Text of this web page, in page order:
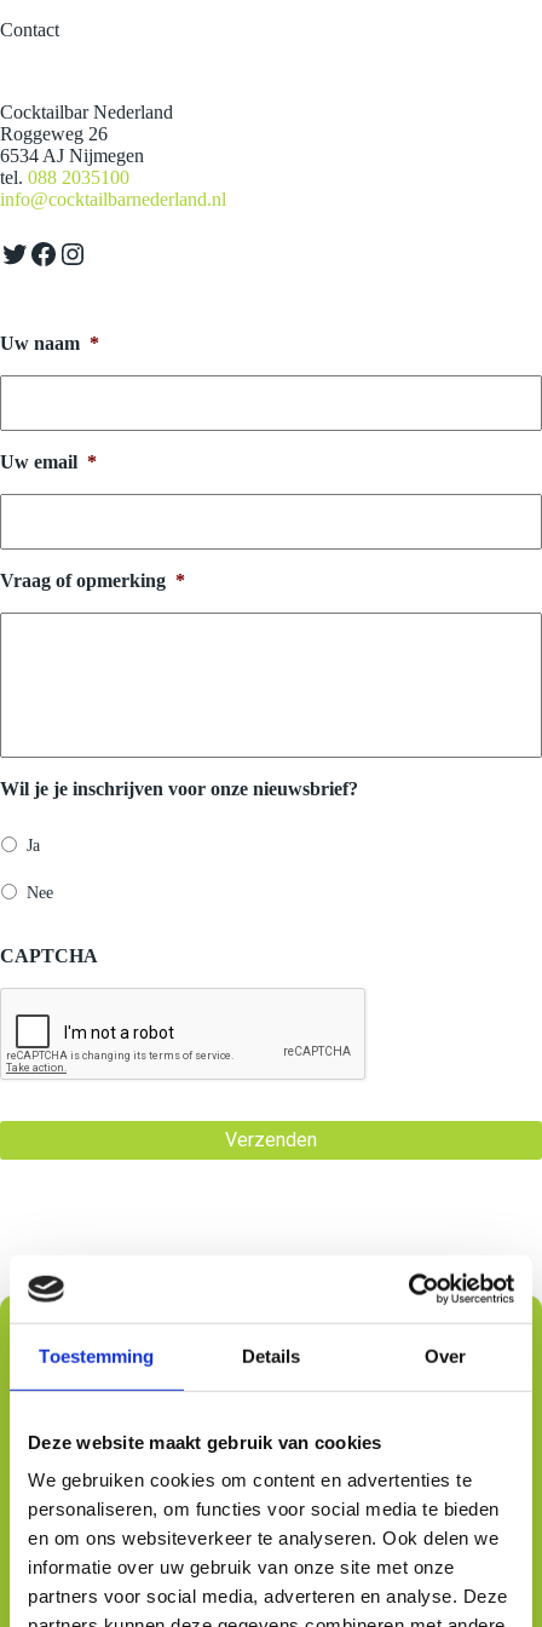
Toestemming Details Over
Deze website maakt gebruik van cookies
We gebruiken cookies om content en advertenties te
personaliseren, om functies voor social media te bieden
en om ons websiteverkeer te analyseren. Ook delen we
informatie over uw gebruik van onze site met onze
partners voor social media, adverteren en analyse. Deze
Contact
Cocktailbar Nederland
Roggeweg 26
6534 AJ Nijmegen
tel. 088 2035100
info@cocktailbarnederland.nl
Twitter
Facebook
Instagram
Uw naam *
Uw email *
Vraag of opmerking *
Wil je je inschrijven voor onze nieuwsbrief?
Ja
Nee
CAPTCHA
Gratis advies ontvangen
Volledige
* *
E-
mail
adres
* *
Telefoonnummer